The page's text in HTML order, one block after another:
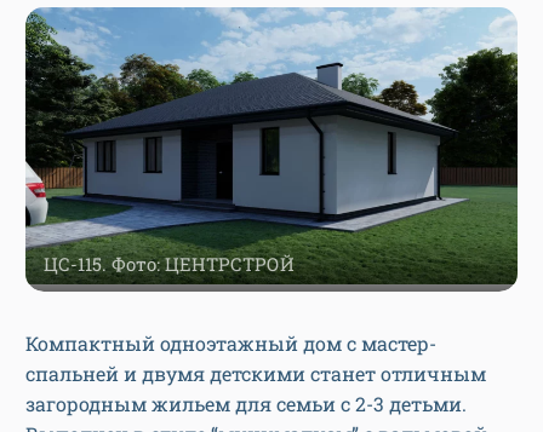
ЦС-115. Фото: ЦЕНТРСТРОЙ
Компактный одноэтажный дом с мастер-
спальней и двумя детскими станет отличным
загородным жильем для семьи с 2-3 детьми.